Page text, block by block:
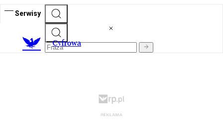
Serwisy
Cyfrowa